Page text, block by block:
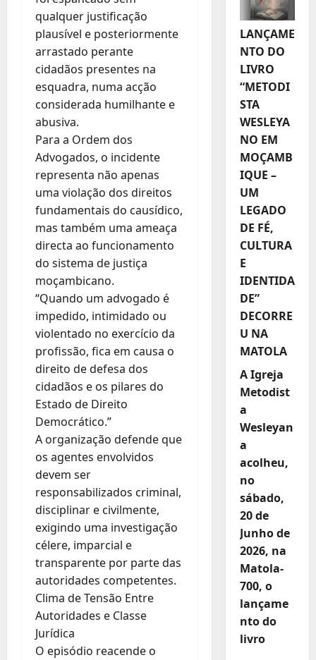
qualquer justificação
plausível e posteriormente
arrastado perante
cidadãos presentes na
esquadra, numa acção
considerada humilhante e
abusiva.
Para a Ordem dos
Advogados, o incidente
representa não apenas
uma violação dos direitos
fundamentais do causídico,
mas também uma ameaça
directa ao funcionamento
do sistema de justiça
moçambicano.
“Quando um advogado é
impedido, intimidado ou
violentado no exercício da
profissão, fica em causa o
direito de defesa dos
cidadãos e os pilares do
Estado de Direito
Democrático.”
A organização defende que
os agentes envolvidos
devem ser
responsabilizados criminal,
disciplinar e civilmente,
exigindo uma investigação
célere, imparcial e
transparente por parte das
autoridades competentes.
Clima de Tensão Entre
Autoridades e Classe
Jurídica
O episódio reacende o
LANÇAME
NTO DO
LIVRO
“METODI
STA
WESLEYA
NO EM
MOÇAMB
IQUE –
UM
LEGADO
DE FÉ,
CULTURA
E
IDENTIDA
DE”
DECORRE
U NA
MATOLA
A Igreja
Metodist
a
Wesleyan
a
acolheu,
no
sábado,
20 de
Junho de
2026, na
Matola-
700, o
lançame
nto do
livro